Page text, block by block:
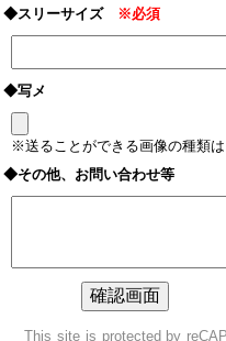
◆スリーサイズ ※必須
◆写メ
※送ることができる画像の種類
◆その他、お問い合わせ等
This site is protected by